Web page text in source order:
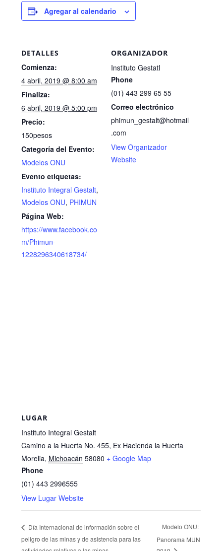
b
o
o
t
e
r
d
s
A
p
d
I
a
r
t
Agregar al calendario
DETALLES
Comienza:
4 abril, 2019 @ 8:00 am
Finaliza:
6 abril, 2019 @ 5:00 pm
Precio:
150pesos
Categoría del Evento:
Modelos ONU
Evento etiquetas:
Instituto Integral Gestalt,
Modelos ONU, PHIMUN
Página Web:
https://www.facebook.co
m/Phimun-
1228296340618734/
ORGANIZADOR
Instituto Gestatl
Phone
(01) 443 299 65 55
Correo electrónico
phimun_gestalt@hotmail
.com
View Organizador
Website
LUGAR
Instituto Integral Gestalt
Camino a la Huerta No. 455, Ex Hacienda la Huerta
Morelia, Michoacán 58080 + Google Map
Phone
(01) 443 2996555
View Lugar Website
Día Internacional de información sobre el
peligro de las minas y de asistencia para las
Modelo ONU:
Panorama MUN